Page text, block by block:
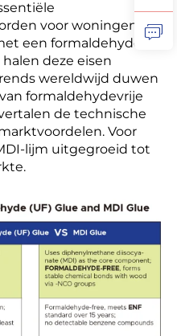
voor woningen.
een formaldehyde-
deze eisen
wereldwijd duwen
formaldehydevrije
de technische
Voor
lijm uitgegroeid tot